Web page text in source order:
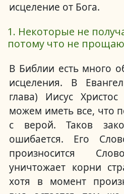
исцеление от Бога.
1. Некоторые не
потому что не
В Библии есть много
исцеления. В
глава) Иисус
можем иметь все, что
с верой.Таков
ошибается. Его
произносится
уничтожает корни
хотя в момент